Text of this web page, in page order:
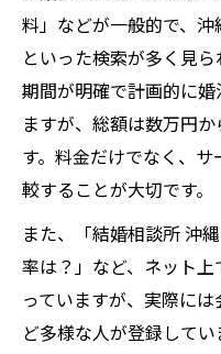
料」などが一般的で、沖
といった検索が多く見
期間が明確で計画的に
ますが、総額は数万円
す。料金だけでなく、
較することが大切です。
また、「結婚相談所 沖
率は？」など、ネット
っていますが、実際に
ど多様な人が登録して